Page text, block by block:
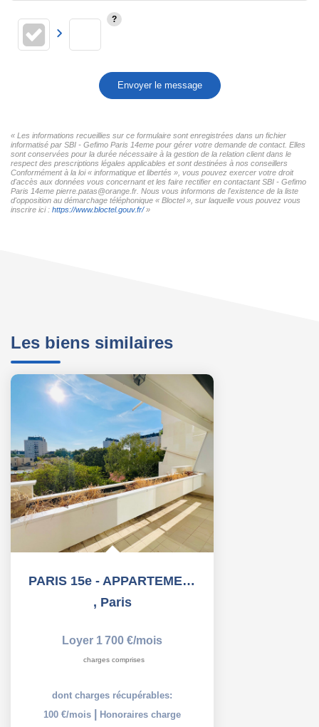
Envoyer le message
« Les informations recueillies sur ce formulaire sont enregistrées dans un fichier
informatisé par SBI - Gefimo Paris 14eme pour gérer votre demande de contact. Elles
sont conservées pour la durée nécessaire à la gestion de la relation client dans le
respect des prescriptions légales applicables et sont destinées à nos conseillers
Conformément à la loi « informatique et libertés », vous pouvez exercer votre droit
d'accès aux données vous concernant et les faire rectifier en contactant SBI - Gefimo
Paris 14eme pierre.patas@orange.fr. Nous vous informons de l'existence de la liste
d'opposition au démarchage téléphonique « Bloctel », sur laquelle vous pouvez vous
inscrire ici : https://www.bloctel.gouv.fr/»
Les biens similaires
PARIS 15e - APPARTEMENT 2 PIECES AVEC BALCON + PARKING -...
, Paris
Loyer 1 700 €/mois
charges comprises
dont charges récupérables:
100 €/mois
Honoraires charge